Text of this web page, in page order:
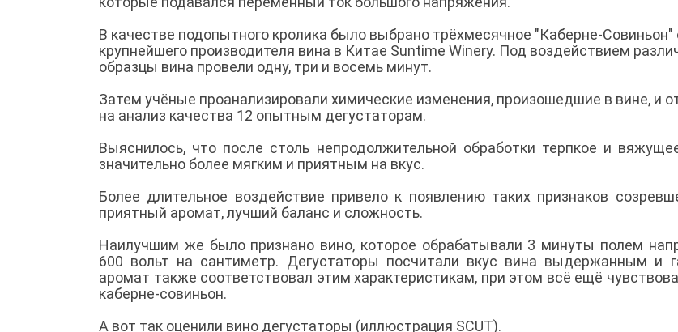
В качестве подопытного кролика было выбрано трёхмесячное "Каберне-Совиньон"
крупнейшего производителя вина в Китае Suntime Winery. Под воздействием
образцы вина провели одну, три и восемь минут.
Затем учёные проанализировали химические изменения, произошедшие в вине, и
на анализ качества 12 опытным дегустаторам.
Выяснилось, что после столь непродолжительной обработки терпкое и
значительно более мягким и приятным на вкус.
Более длительное воздействие привело к появлению таких признаков
приятный аромат, лучший баланс и сложность.
Наилучшим же было признано вино, которое обрабатывали 3 минуты полем
600 вольт на сантиметр. Дегустаторы посчитали вкус вина выдержанным и
аромат также соответствовал этим характеристикам, при этом всё ещё
каберне-совиньон.
А вот так оценили вино дегустаторы (иллюстрация SCUT).